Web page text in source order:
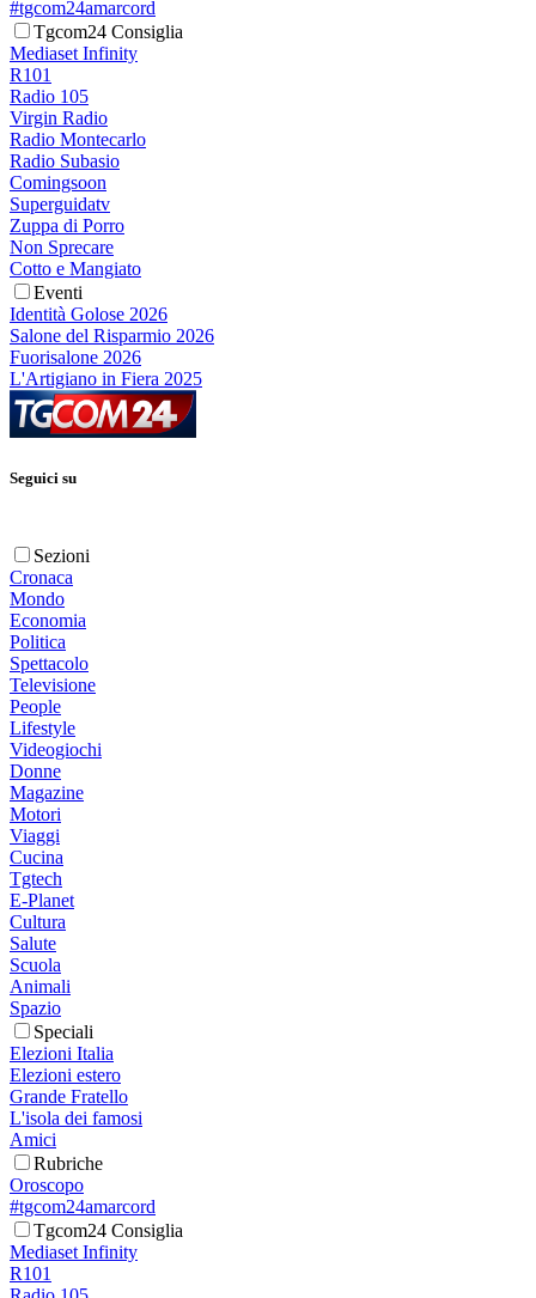
#tgcom24amarcord
Tgcom24 Consiglia
Mediaset Infinity
R101
Radio 105
Virgin Radio
Radio Montecarlo
Radio Subasio
Comingsoon
Superguidatv
Zuppa di Porro
Non Sprecare
Cotto e Mangiato
Eventi
Identità Golose 2026
Salone del Risparmio 2026
Fuorisalone 2026
L'Artigiano in Fiera 2025
Seguici su
Sezioni
Cronaca
Mondo
Economia
Politica
Spettacolo
Televisione
People
Lifestyle
Videogiochi
Donne
Magazine
Motori
Viaggi
Cucina
Tgtech
E-Planet
Cultura
Salute
Scuola
Animali
Spazio
Speciali
Elezioni Italia
Elezioni estero
Grande Fratello
L'isola dei famosi
Amici
Rubriche
Oroscopo
#tgcom24amarcord
Tgcom24 Consiglia
Mediaset Infinity
R101